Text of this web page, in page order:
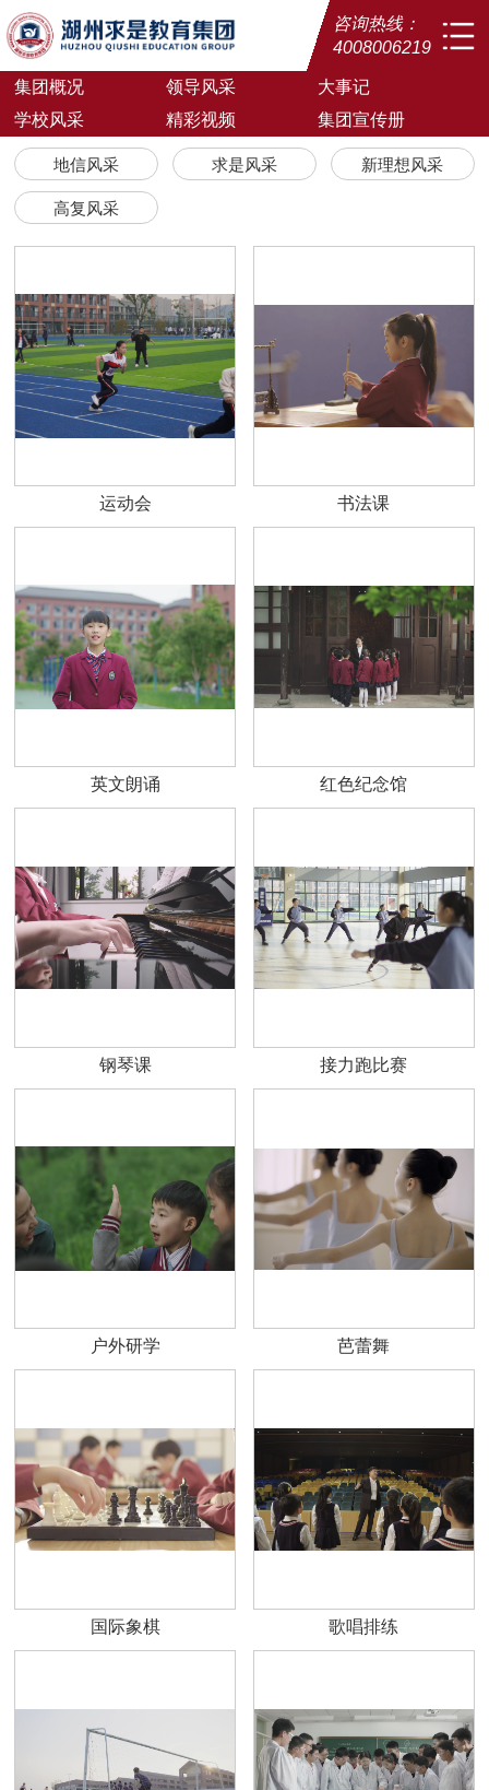
咨询热线：
4008006219
集团概况 领导风采
大事记
学校风采
精彩视频 集团宣传册
地信风采 求是风采 新理想风采
高复风采
运动会 书法课
英文朗诵 红色纪念馆
钢琴课 接力跑比赛
户外研学 芭蕾舞
国际象棋 歌唱排练